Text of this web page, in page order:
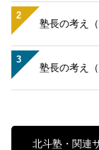
2
塾長の考え
3
塾長の考え
北斗塾・関連